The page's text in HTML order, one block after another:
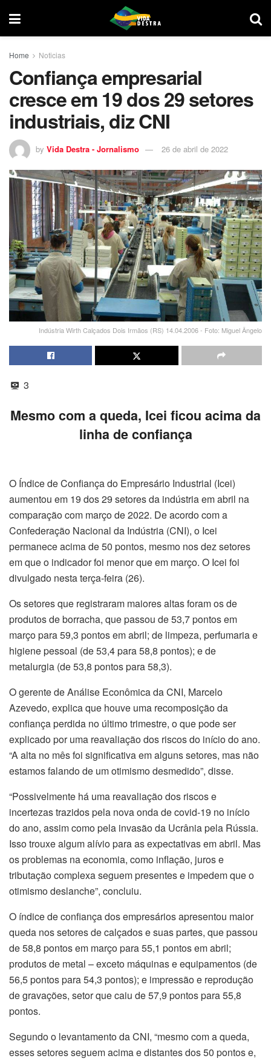
Home Noticias
Confiança empresarial
cresce em 19 dos 29 setores
industriais, diz CNI
by Vida Destra - Jornalismo 26 de abril de 2022
Indústria Wirth Calçados Dois Irmãos (RS) 14.04.2006 - Foto: Miguel Ângelo
3
Mesmo com a queda, Icei ficou acima da
linha de confiança
O Índice de Confiança do Empresário Industrial (Icei)
aumentou em 19 dos 29 setores da indústria em abril na
comparação com março de 2022. De acordo com a
Confederação Nacional da Indústria (CNI), o Icei
permanece acima de 50 pontos, mesmo nos dez setores
em que o indicador foi menor que em março. O Icei foi
divulgado nesta terça-feira (26).
Os setores que registraram maiores altas foram os de
produtos de borracha, que passou de 53,7 pontos em
março para 59,3 pontos em abril; de limpeza, perfumaria e
higiene pessoal (de 53,4 para 58,8 pontos); e de
metalurgia (de 53,8 pontos para 58,3).
O gerente de Análise Econômica da CNI, Marcelo
Azevedo, explica que houve uma recomposição da
confiança perdida no último trimestre, o que pode ser
explicado por uma reavaliação dos riscos do início do ano.
“A alta no mês foi significativa em alguns setores, mas não
estamos falando de um otimismo desmedido”, disse.
“Possivelmente há uma reavaliação dos riscos e
incertezas trazidos pela nova onda de covid-19 no início
do ano, assim como pela invasão da Ucrânia pela Rússia.
Isso trouxe algum alívio para as expectativas em abril. Mas
os problemas na economia, como inflação, juros e
tributação complexa seguem presentes e impedem que o
otimismo deslanche”, concluiu.
O índice de confiança dos empresários apresentou maior
queda nos setores de calçados e suas partes, que passou
de 58,8 pontos em março para 55,1 pontos em abril;
produtos de metal – exceto máquinas e equipamentos (de
56,5 pontos para 54,3 pontos); e impressão e reprodução
de gravações, setor que caiu de 57,9 pontos para 55,8
pontos.
Segundo o levantamento da CNI, “mesmo com a queda,
esses setores seguem acima e distantes dos 50 pontos e,